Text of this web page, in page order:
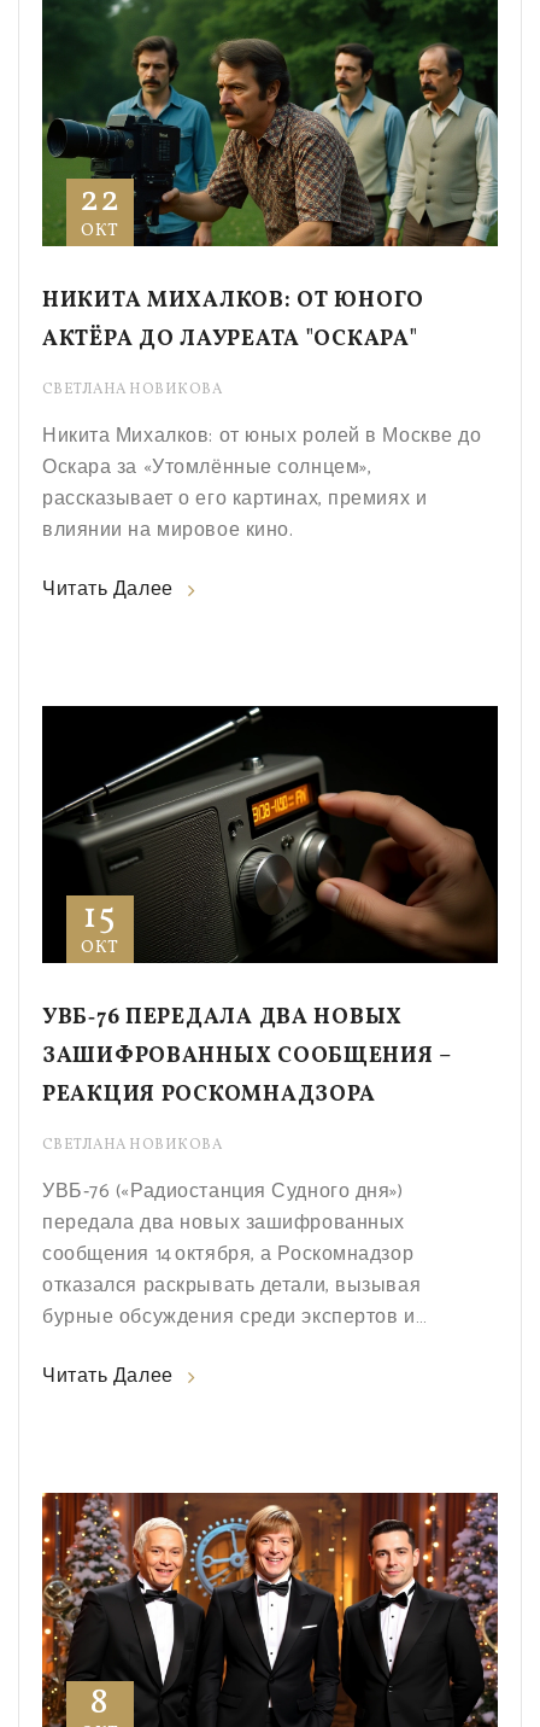
22
ОКТ
НИКИТА МИХАЛКОВ: ОТ ЮНОГО
АКТЁРА ДО ЛАУРЕАТА "ОСКАРА"
СВЕТЛАНА НОВИКОВА
Никита Михалков: от юных ролей в Москве до
Оскара за «Утомлённые солнцем»,
рассказывает о его картинах, премиях и
влиянии на мировое кино.
Читать Далее
15
ОКТ
УВБ‑76 ПЕРЕДАЛА ДВА НОВЫХ
ЗАШИФРОВАННЫХ СООБЩЕНИЯ –
РЕАКЦИЯ РОСКОМНАДЗОРА
СВЕТЛАНА НОВИКОВА
УВБ‑76 («Радиостанция Судного дня»)
передала два новых зашифрованных
сообщения 14 октября, а Роскомнадзор
отказался раскрывать детали, вызывая
бурные обсуждения среди экспертов и
Читать Далее
8